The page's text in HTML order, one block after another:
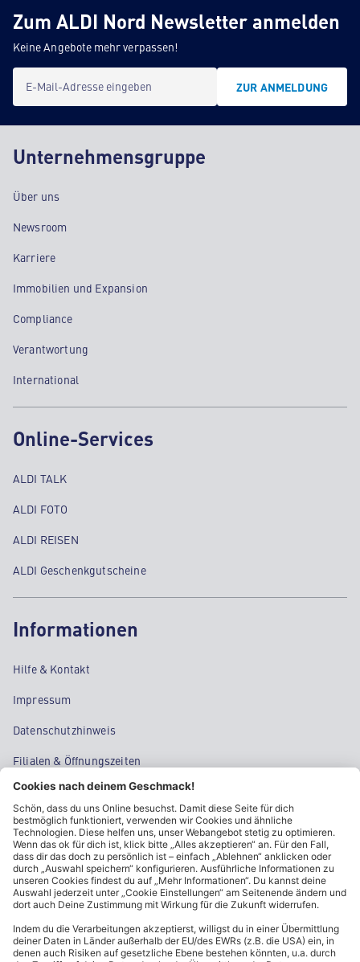
Zum ALDI Nord Newsletter anmelden
Keine Angebote mehr verpassen!
E-Mail-Adresse eingeben ZUR ANMELDUNG
Unternehmensgruppe
Über uns
Newsroom
Karriere
Immobilien und Expansion
Compliance
Verantwortung
International
Online-Services
ALDI TALK
ALDI FOTO
ALDI REISEN
ALDI Geschenkgutscheine
Informationen
Hilfe & Kontakt
Impressum
Datenschutzhinweis
Filialen & Öffnungszeiten
Kontakt
Cookie-Einstellungen
Kundeninformationen
ALDI Nord folgen